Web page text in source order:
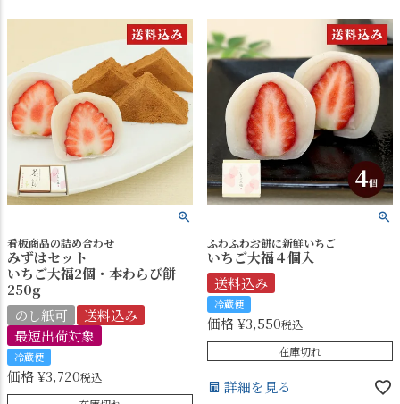
看板商品の詰め合わせ
みずはセット
いちご大福2個・本わらび餅
250g
のし紙可
送料込み
最短出荷対象
冷蔵便
価格¥3,720税込
ふわふわお餅に新鮮いちご
いちご大福４個入
送料込み
冷蔵便
価格¥3,550税込
在庫切れ
詳細を見る